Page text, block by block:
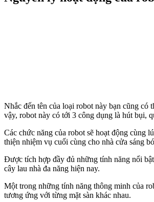
Nhắc đến tên của loại robot này bạn cũng có
vậy, robot này có tới 3 công dụng là hút bụi,
Các chức năng của robot sẽ hoạt động cùng
thiện nhiệm vụ cuối cùng cho nhà cửa sáng
Được tích hợp đầy đủ những tính năng nổi
cây lau nhà đa năng hiện nay.
Một trong những tính năng thông minh của
tương ứng với từng mặt sàn khác nhau.